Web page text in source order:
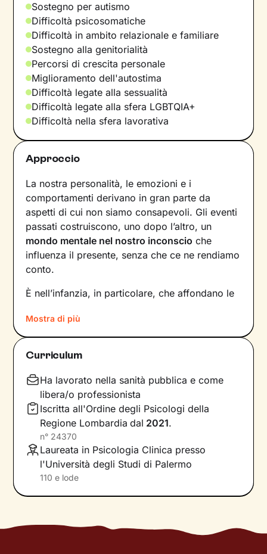
Sostegno per autismo
Difficoltà psicosomatiche
Difficoltà in ambito relazionale e familiare
Sostegno alla genitorialità
Percorsi di crescita personale
Miglioramento dell'autostima
Difficoltà legate alla sessualità
Difficoltà legate alla sfera LGBTQIA+
Difficoltà nella sfera lavorativa
Approccio
La nostra personalità, le emozioni e i
comportamenti derivano in gran parte da
aspetti di cui non siamo consapevoli. Gli eventi
passati costruiscono, uno dopo l’altro, un
mondo mentale nel nostro inconscio che
influenza il presente, senza che ce ne rendiamo
conto.
È nell’infanzia, in particolare, che affondano le
e agire: leesperienze vissute in famiglia
infatti, vengono apprese, memorizzate e
riproposte nelle relazioni successive.
che in età adulta si attivano in maniera
automatica - è la chiave per innescare il
cambiamento.
Conoscere noi stessi significa
ciò che per tanto tempo è rimasto dietro le
quinte: raggiungere questo tipo di
consapevolezza è il primo passo necessario
Nel percorso che faremo insieme ti ascolterò
Mostra di più
Curriculum
Ha lavorato nella sanità pubblica e come
libera/o professionista
Iscritta all'Ordine degli Psicologi della
Regione Lombardia dal 2021.
n° 24370
Laureata in Psicologia Clinica presso
l'Università degli Studi di Palermo
110 e lode